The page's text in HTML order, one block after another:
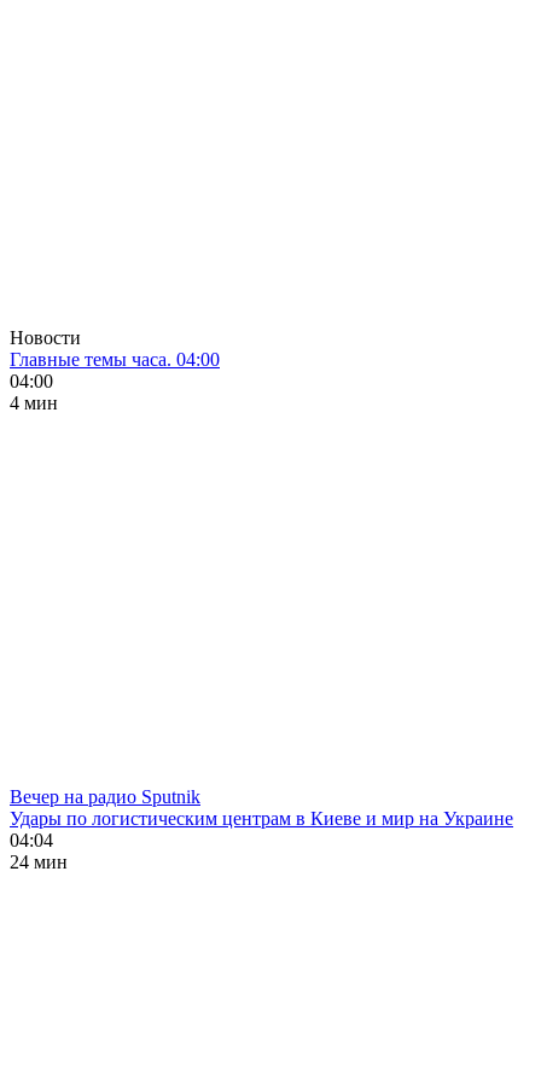
Новости
Главные темы часа. 04:00
04:00
4 мин
Вечер на радио Sputnik
Удары по логистическим центрам в Киеве и мир на Украине
04:04
24 мин